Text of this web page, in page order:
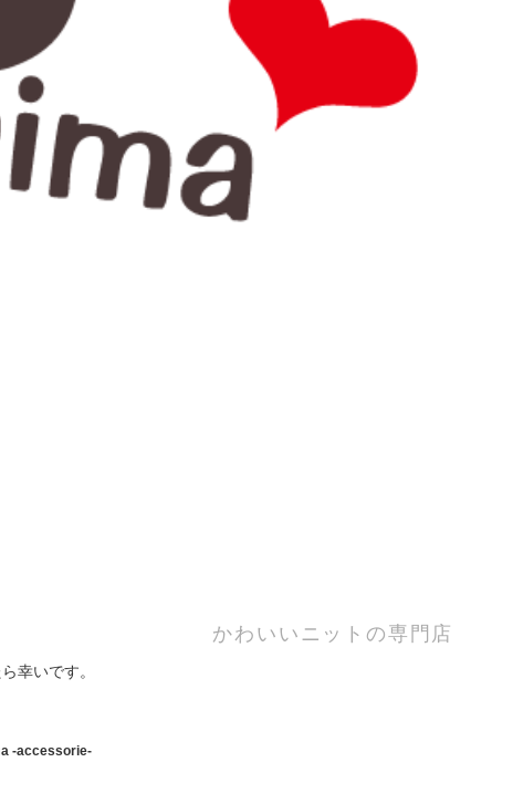
かわいいニットの専門店
幸いです。
-accessorie-